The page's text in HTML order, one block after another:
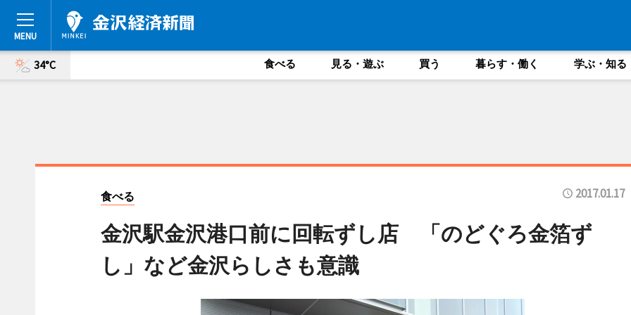
34°C 食べる 見る・遊ぶ 買う 暮らす・働く 学ぶ・知る
食べる 2017.01.17
金沢駅金沢港口前に回転ずし店 「のどぐろ金箔ず
し」など金沢らしさも意識